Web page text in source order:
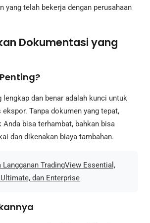
yang telah bekerja dengan perusahaan
Dokumentasi yang
lengkap dan benar adalah kunci untuk
Tanpa dokumen yang tepat,
Anda bisa terhambat, bahkan bisa
dan dikenakan biaya tambahan.
Langganan TradingView Essential,
dan Enterprise